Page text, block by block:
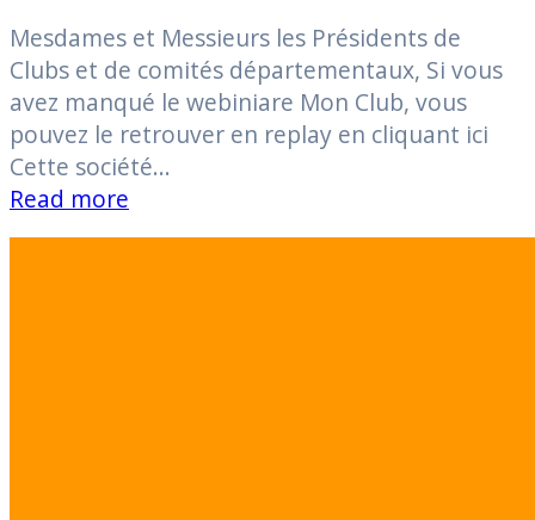
Mesdames et Messieurs les Présidents de
Clubs et de comités départementaux, Si vous
avez manqué le webiniare Mon Club, vous
pouvez le retrouver en replay en cliquant ici
Cette société…
Read more